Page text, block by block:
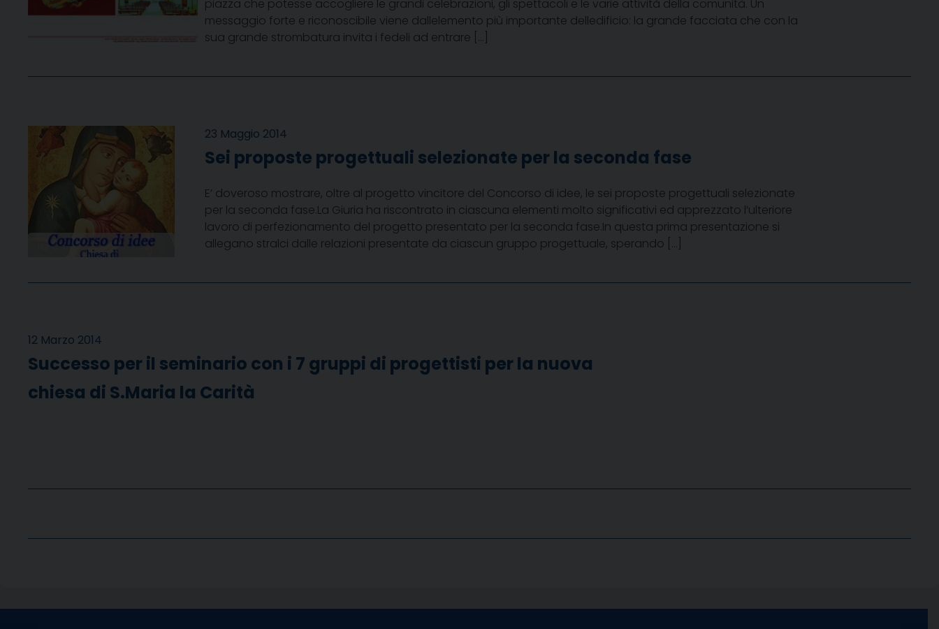
piazza che potesse accogliere le grandi celebrazioni, gli spettacoli e le varie attività della comunità. Un
messaggio forte e riconoscibile viene dallelemento più importante delledificio: la grande facciata che con la
sua grande strombatura invita i fedeli ad entrare […]
23 Maggio 2014
Sei proposte progettuali selezionate per la seconda fase
E’ doveroso mostrare, oltre al progetto vincitore del Concorso di idee, le sei proposte progettuali selezionate
per la seconda fase.La Giuria ha riscontrato in ciascuna elementi molto significativi ed apprezzato l’ulteriore
lavoro di perfezionamento del progetto presentato per la seconda fase.In questa prima presentazione si
allegano stralci dalle relazioni presentate da ciascun gruppo progettuale, sperando […]
12 Marzo 2014
Successo per il seminario con i 7 gruppi di progettisti per la nuova
chiesa di S.Maria la Carità